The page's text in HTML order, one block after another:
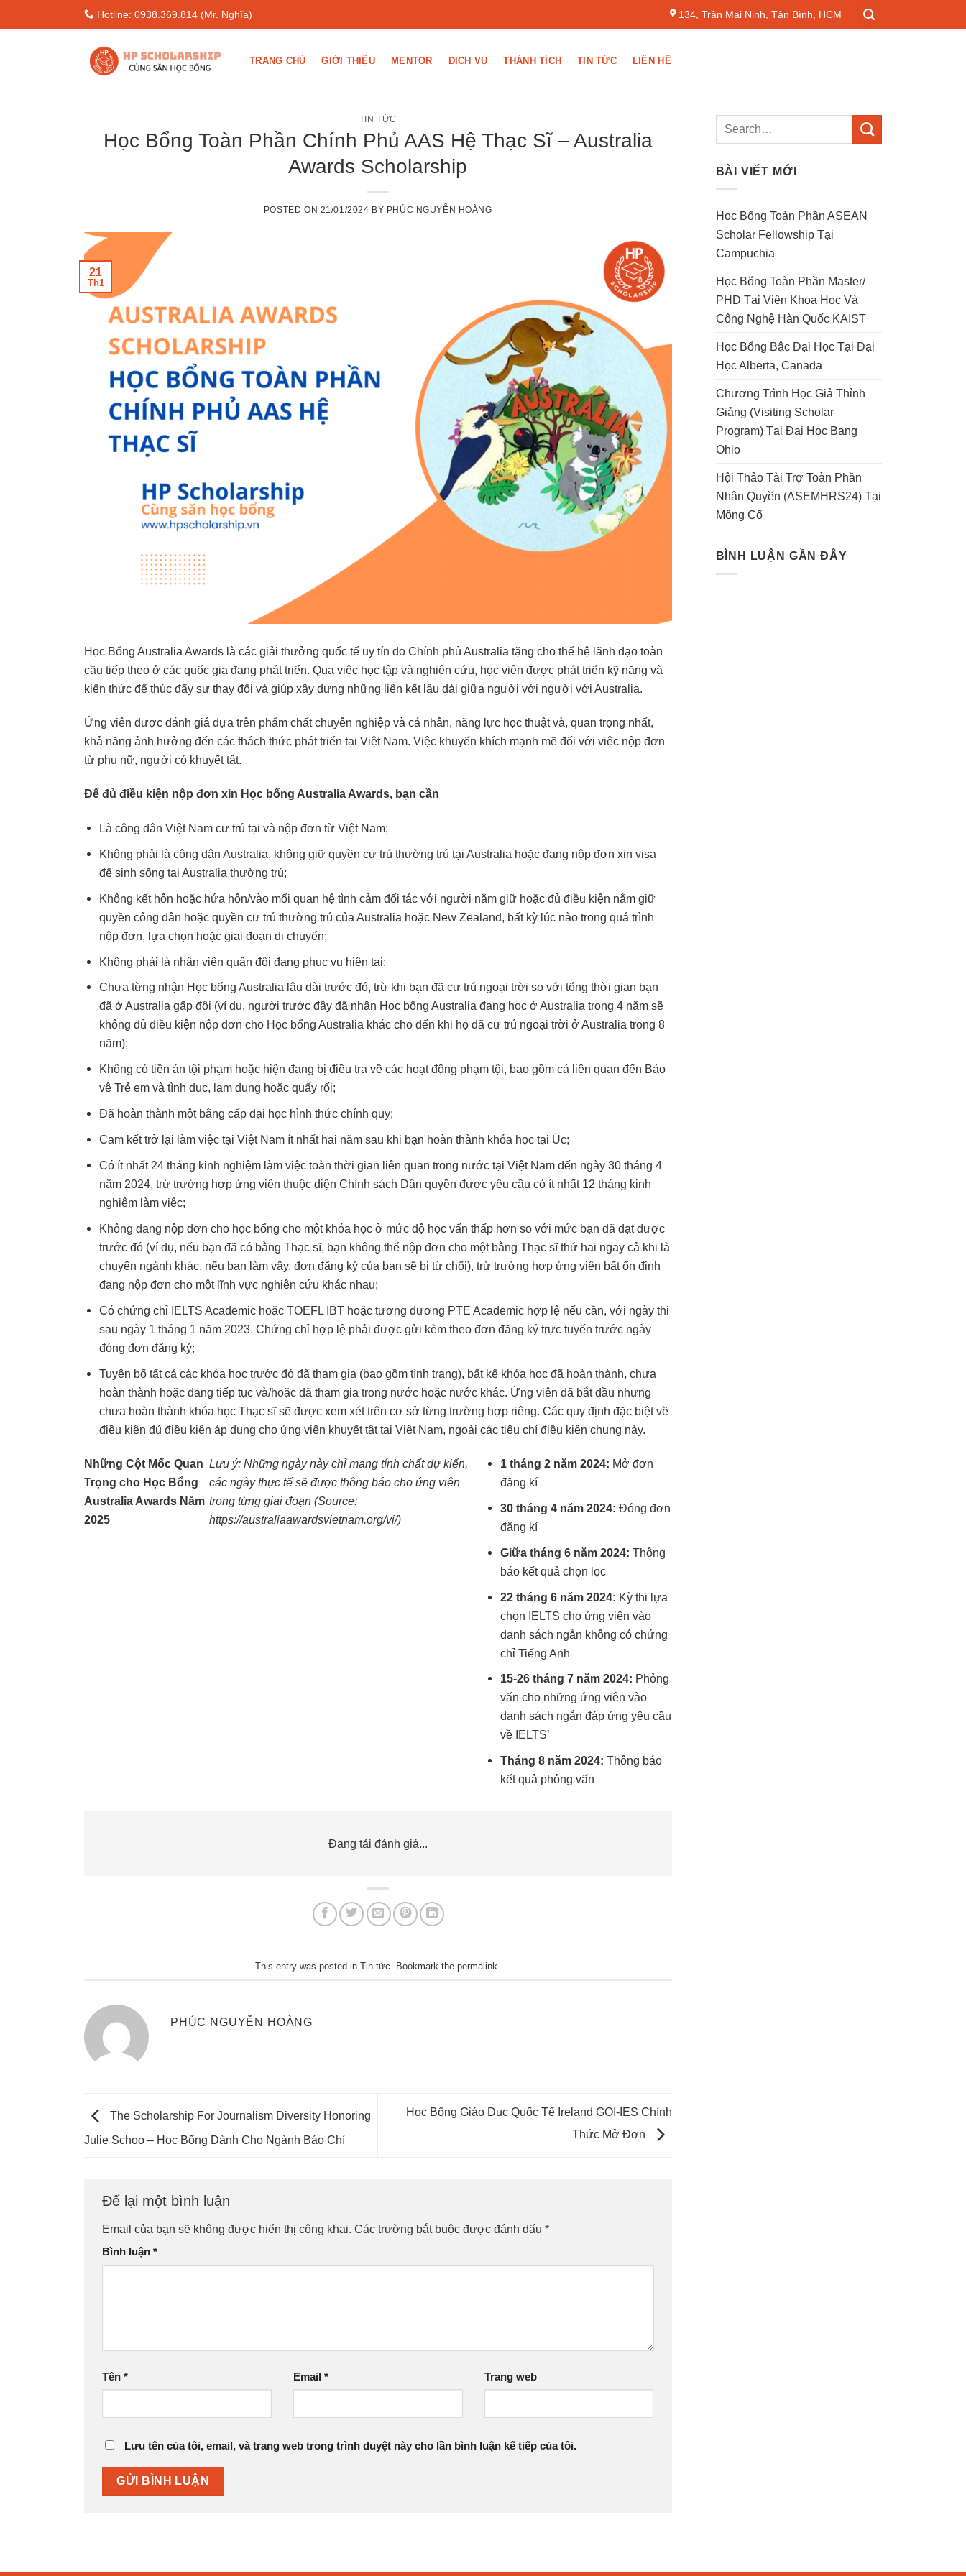
to
Hotline: 0938.369.814 (Mr. Nghĩa) 134, Trần Mai Ninh, Tân Bình, HCM
TRANG CHỦ GIỚI THIỆU MENTOR DỊCH VỤ THÀNH TÍCH TIN TỨC LIÊN HỆ
TIN TỨC
Học Bổng Toàn Phần Chính Phủ AAS Hệ Thạc Sĩ – Australia
Awards Scholarship
POSTED ON 21/01/2024 BY PHÚC NGUYỄN HOÀNG
21
Th1
Học Bổng Australia Awards là các giải thưởng quốc tế uy tín do Chính phủ Australia tặng cho thế hệ lãnh đạo toàn
cầu tiếp theo ở các quốc gia đang phát triển. Qua việc học tập và nghiên cứu, học viên được phát triển kỹ năng và
kiến thức để thúc đẩy sự thay đổi và giúp xây dựng những liên kết lâu dài giữa người với người với Australia.
Ứng viên được đánh giá dựa trên phẩm chất chuyên nghiệp và cá nhân, năng lực học thuật và, quan trọng nhất,
khả năng ảnh hưởng đến các thách thức phát triển tại Việt Nam. Việc khuyến khích mạnh mẽ đối với việc nộp đơn
từ phụ nữ, người có khuyết tật.
Để đủ điều kiện nộp đơn xin Học bổng Australia Awards, bạn cần
Là công dân Việt Nam cư trú tại và nộp đơn từ Việt Nam;
Không phải là công dân Australia, không giữ quyền cư trú thường trú tại Australia hoặc đang nộp đơn xin visa
để sinh sống tại Australia thường trú;
Không kết hôn hoặc hứa hôn/vào mối quan hệ tình cảm đối tác với người nắm giữ hoặc đủ điều kiện nắm giữ
quyền công dân hoặc quyền cư trú thường trú của Australia hoặc New Zealand, bất kỳ lúc nào trong quá trình
nộp đơn, lựa chọn hoặc giai đoạn di chuyển;
Không phải là nhân viên quân đội đang phục vụ hiện tại;
Chưa từng nhận Học bổng Australia lâu dài trước đó, trừ khi bạn đã cư trú ngoại trời so với tổng thời gian bạn
đã ở Australia gấp đôi (ví dụ, người trước đây đã nhận Học bổng Australia đang học ở Australia trong 4 năm sẽ
không đủ điều kiện nộp đơn cho Học bổng Australia khác cho đến khi họ đã cư trú ngoại trời ở Australia trong 8
năm);
Không có tiền án tội phạm hoặc hiện đang bị điều tra về các hoạt động phạm tội, bao gồm cả liên quan đến Bảo
vệ Trẻ em và tình dục, lạm dụng hoặc quấy rối;
Đã hoàn thành một bằng cấp đại học hình thức chính quy;
Cam kết trở lại làm việc tại Việt Nam ít nhất hai năm sau khi bạn hoàn thành khóa học tại Úc;
Có ít nhất 24 tháng kinh nghiệm làm việc toàn thời gian liên quan trong nước tại Việt Nam đến ngày 30 tháng 4
năm 2024, trừ trường hợp ứng viên thuộc diện Chính sách Dân quyền được yêu cầu có ít nhất 12 tháng kinh
nghiệm làm việc;
Không đang nộp đơn cho học bổng cho một khóa học ở mức độ học vấn thấp hơn so với mức bạn đã đạt được
trước đó (ví dụ, nếu bạn đã có bằng Thạc sĩ, bạn không thể nộp đơn cho một bằng Thạc sĩ thứ hai ngay cả khi là
chuyên ngành khác, nếu bạn làm vậy, đơn đăng ký của bạn sẽ bị từ chối), trừ trường hợp ứng viên bất ổn định
đang nộp đơn cho một lĩnh vực nghiên cứu khác nhau;
Có chứng chỉ IELTS Academic hoặc TOEFL IBT hoặc tương đương PTE Academic hợp lệ nếu cần, với ngày thi
sau ngày 1 tháng 1 năm 2023. Chứng chỉ hợp lệ phải được gửi kèm theo đơn đăng ký trực tuyến trước ngày
đóng đơn đăng ký;
Tuyên bố tất cả các khóa học trước đó đã tham gia (bao gồm tình trạng), bất kể khóa học đã hoàn thành, chưa
hoàn thành hoặc đang tiếp tục và/hoặc đã tham gia trong nước hoặc nước khác. Ứng viên đã bắt đầu nhưng
chưa hoàn thành khóa học Thạc sĩ sẽ được xem xét trên cơ sở từng trường hợp riêng. Các quy định đặc biệt về
điều kiện đủ điều kiện áp dụng cho ứng viên khuyết tật tại Việt Nam, ngoài các tiêu chí điều kiện chung này.
Những Cột Mốc Quan
Trọng cho Học Bổng
Australia Awards Năm
2025
Lưu ý: Những ngày này chỉ mang tính chất dự kiến,
các ngày thực tế sẽ được thông báo cho ứng viên
trong từng giai đoạn (Source:
https://australiaawardsvietnam.org/vi/)
1 tháng 2 năm 2024: Mở đơn
đăng kí
30 tháng 4 năm 2024: Đóng đơn
đăng kí
Giữa tháng 6 năm 2024: Thông
báo kết quả chọn lọc
22 tháng 6 năm 2024: Kỳ thi lựa
chọn IELTS cho ứng viên vào
danh sách ngắn không có chứng
chỉ Tiếng Anh
15-26 tháng 7 năm 2024: Phỏng
vấn cho những ứng viên vào
danh sách ngắn đáp ứng yêu cầu
về IELTS’
Tháng 8 năm 2024: Thông báo
kết quả phỏng vấn
Đang tải đánh giá...
This entry was posted inTin tức. Bookmark thepermalink.
PHÚC NGUYỄN HOÀNG
The Scholarship For Journalism Diversity Honoring
Julie Schoo – Học Bổng Dành Cho Ngành Báo Chí
Học Bổng Giáo Dục Quốc Tế Ireland GOI-IES Chính
Thức Mở Đơn
Để lại một bình luận
Email của bạn sẽ không được hiển thị công khai. Các trường bắt buộc được đánh dấu *
Bình luận *
Tên * Email * Trang web
Lưu tên của tôi, email, và trang web trong trình duyệt này cho lần bình luận kế tiếp của tôi.
BÀI VIẾT MỚI
Học Bổng Toàn Phần ASEAN
Scholar Fellowship Tại
Campuchia
Học Bổng Toàn Phần Master/
PHD Tại Viện Khoa Học Và
Công Nghệ Hàn Quốc KAIST
Học Bổng Bậc Đại Học Tại Đại
Học Alberta, Canada
Chương Trình Học Giả Thỉnh
Giảng (Visiting Scholar
Program) Tại Đại Học Bang
Ohio
Hội Thảo Tài Trợ Toàn Phần
Nhân Quyền (ASEMHRS24) Tại
Mông Cổ
BÌNH LUẬN GẦN ĐÂY